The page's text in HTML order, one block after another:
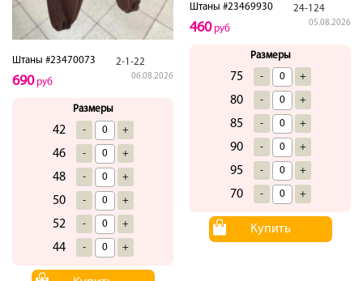
Штаны #23470073 2-1-22
06.08.2026
690руб
Размеры
42 - +
46 - +
48 - +
50 - +
52 - +
44 - +
Штаны #23469930 24-124
05.08.2026
460руб
Размеры
75 - +
80 - +
85 - +
90 - +
95 - +
70 - +
Купить